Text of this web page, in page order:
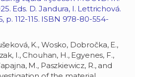
Eds. D. Jandura, I. Lettrichová.
p. 112-115. ISBN 978-80-554-
K., Wosko, Dobročka, E.,
I., Chouhan, H., Egyenes, F.,
M., Paszkiewicz, R., and